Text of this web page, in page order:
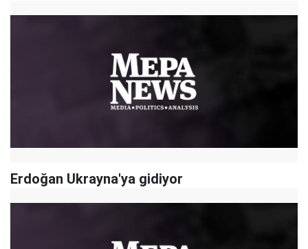
Erdoğan Ukrayna'ya gidiyor